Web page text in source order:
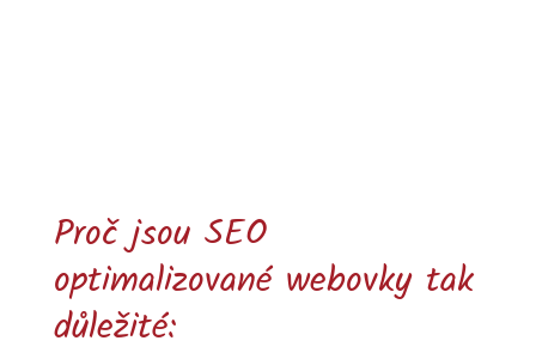
Proč jsou SEO
optimalizované webovky tak
důležité: